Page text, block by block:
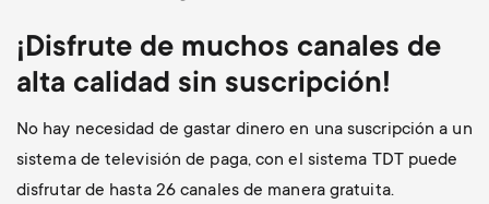
¡Disfrute de muchos canales de
alta calidad sin suscripción!
No hay necesidad de gastar dinero en una suscripción a un
sistema de televisión de paga, con el sistema TDT puede
disfrutar de hasta 26 canales de manera gratuita.